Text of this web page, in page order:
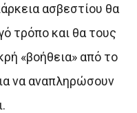
ασβεστίου θα
τρόπο και θα τους
«βοήθεια» από το
να αναπληρώσουν